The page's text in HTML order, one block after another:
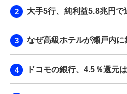
大手5行、純利益5.8兆円で
なぜ高級ホテルが瀬戸内に
ドコモの銀行、4.5％還元